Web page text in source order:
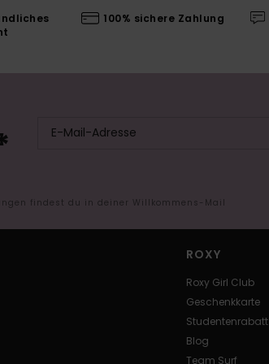
100% sichere Zahlung
findest du in deiner Willkommens-Mail
ROXY
Roxy Girl Club
Geschenkkarte
Studentenrabatt
Blog
Team Surf